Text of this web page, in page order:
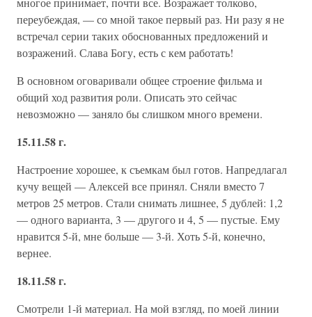
переубеждая, — со мной такое первый раз. Ни разу я не
встречал серии таких обоснованных предложений и
возражений. Слава Богу, есть с кем работать!
В основном оговаривали общее строение фильма и
общий ход развития роли. Описать это сейчас
невозможно — заняло бы слишком много времени.
15.11.58 г.
Настроение хорошее, к съемкам был готов. Напредлагал
кучу вещей — Алексей все принял. Сняли вместо 7
метров 25 метров. Стали снимать лишнее, 5 дублей: 1,2
— одного варианта, 3 — другого и 4, 5 — пустые. Ему
нравится 5-й, мне больше — 3-й. Хоть 5-й, конечно,
вернее.
18.11.58 г.
Смотрели 1-й материал. На мой взгляд, по моей линии